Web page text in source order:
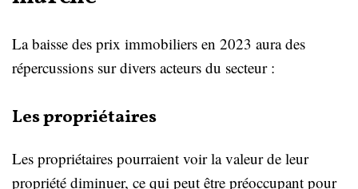
La baisse des prix immobiliers en 2023 aura des
répercussions sur divers acteurs du secteur :
Les propriétaires
Les propriétaires pourraient voir la valeur de leur
propriété diminuer, ce qui peut être préoccupant pour